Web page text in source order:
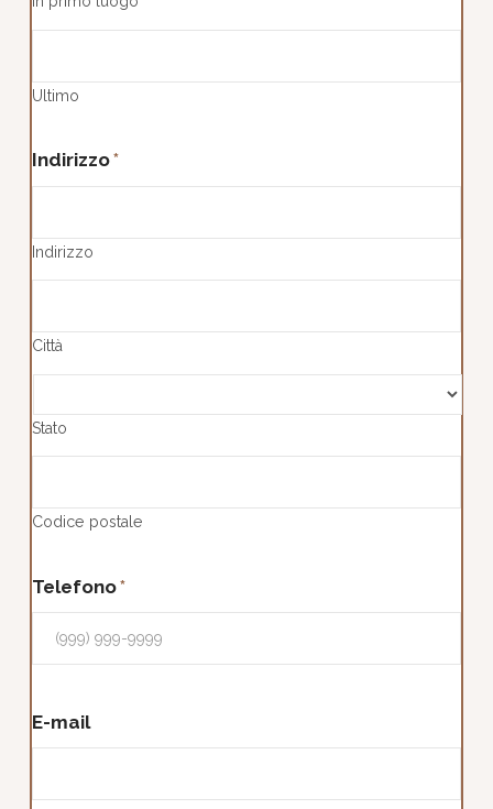
Ultimo
Indirizzo*
Indirizzo
Città
Stato
Codice postale
Telefono*
E-mail